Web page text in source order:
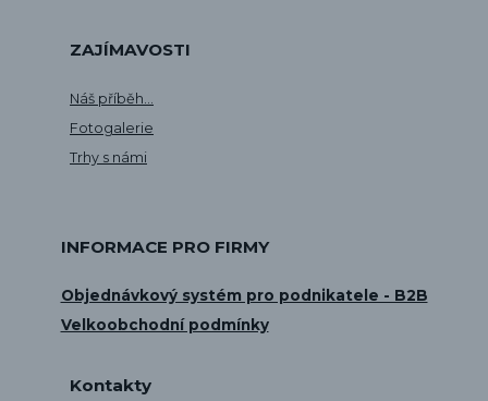
ZAJÍMAVOSTI
Náš příběh...
Fotogalerie
Trhy s námi
INFORMACE PRO FIRMY
Objednávkový systém pro podnikatele - B2B
Velkoobchodní podmínky
Kontakty